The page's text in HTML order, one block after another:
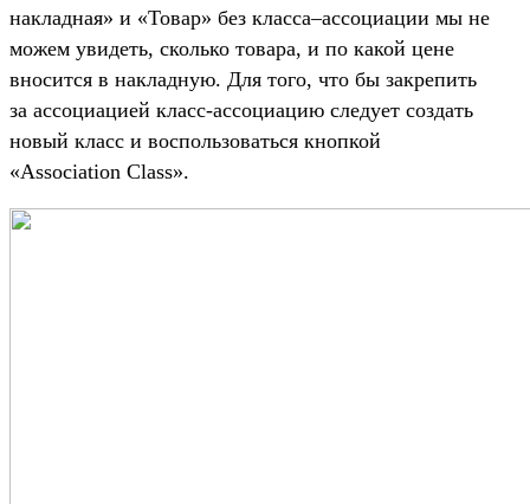
накладная» и «Товар» без класса–ассоциации мы не
можем увидеть, сколько товара, и по какой цене
вносится в накладную. Для того, что бы закрепить
за ассоциацией класс-ассоциацию следует создать
новый класс и воспользоваться кнопкой
«Association Class».